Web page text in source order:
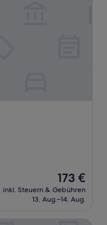
Der
Preis
beträgt
173 €
inkl. Steuern & Gebühren
13. Aug.–14. Aug.